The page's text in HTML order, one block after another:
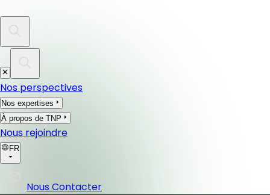
Nos perspectives
Nos expertises
À propos de TNP
Nous rejoindre
FR
Nous Contacter